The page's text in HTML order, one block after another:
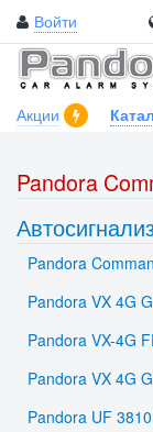
Войти
Акции
Pandora
Pandora
Pandora VX 4G
Pandora VX-4G
Pandora VX 4G
Pandora UF